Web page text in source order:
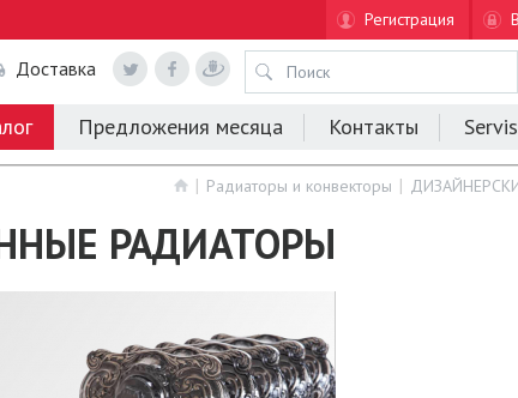
Регистрация
Доставка
Предложения месяца Контакты
Радиаторы и конвекторы
РАДИАТОРЫ